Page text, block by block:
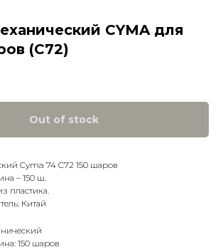
CYMA для
(C72)
Out of stock
Cyma 74 C72 150 шаров
– 150 ш.
пластика.
Китай
150 шаров